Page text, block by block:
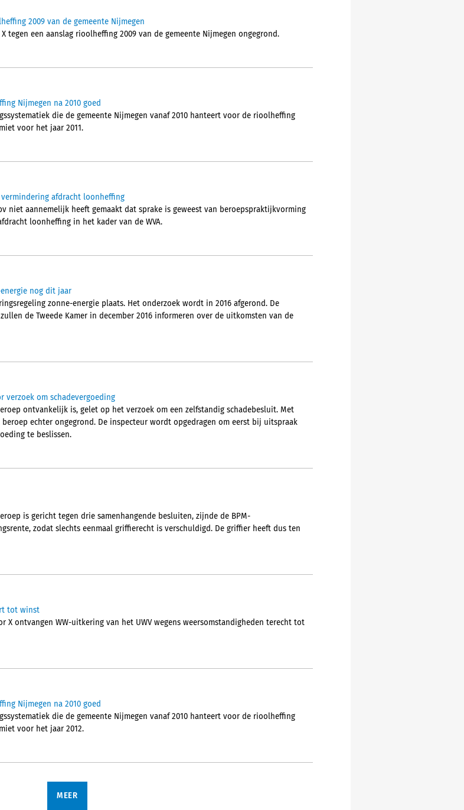
2009 van de gemeente Nijmegen
tegen een aanslag rioolheffing 2009 van de gemeente Nijmegen ongegrond.
Nijmegen na 2010 goed
die de gemeente Nijmegen vanaf 2010 hanteert voor de rioolheffing
voor het jaar 2011.
afdracht loonheffing
niet aannemelijk heeft gemaakt dat sprake is geweest van beroepspraktijkvorming
loonheffing in het kader van de WVA.
nog dit jaar
zonne-energie plaats. Het onderzoek wordt in 2016 afgerond. De
de Tweede Kamer in december 2016 informeren over de uitkomsten van de
verzoek om schadevergoeding
ontvankelijk is, gelet op het verzoek om een zelfstandig schadebesluit. Met
echter ongegrond. De inspecteur wordt opgedragen om eerst bij uitspraak
te beslissen.
is gericht tegen drie samenhangende besluiten, zijnde de BPM-
zodat slechts eenmaal griffierecht is verschuldigd. De griffier heeft dus ten
tot winst
X ontvangen WW-uitkering van het UWV wegens weersomstandigheden terecht tot
Nijmegen na 2010 goed
die de gemeente Nijmegen vanaf 2010 hanteert voor de rioolheffing
voor het jaar 2012.
MEER